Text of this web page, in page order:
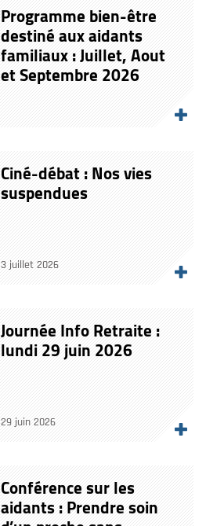
Programme bien-être
destiné aux aidants
familiaux : Juillet, Aout
et Septembre 2026
Ciné-débat : Nos vies
suspendues
3 juillet 2026
Journée Info Retraite :
lundi 29 juin 2026
29 juin 2026
Conférence sur les
aidants : Prendre soin